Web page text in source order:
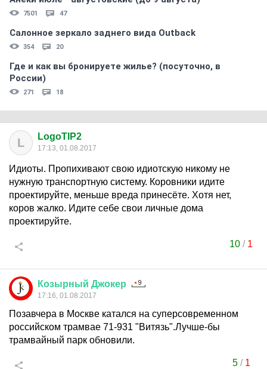
7501 47
Салонное зеркало заднего вида Outback
354 20
Где и как вы бронируете жилье? (посуточно, в
России)
271 18
L LogoTIP2
17:13, 01.08.2017
Идиоты. Пропихивают свою идиотскую никому не
нужную транспортную систему. Коровники идите
проектируйте, меньше вреда принесёте. Хотя нет,
коров жалко. Идите себе свои личные дома
проектируйте.
10 / 1
Козырный Джокер
17:16, 01.08.2017
Позавчера в Москве катался на суперсовременном
российском трамвае 71-931 "Витязь".Лучше-бы
трамвайный парк обновили.
5/ 1